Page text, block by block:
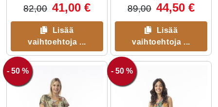
82,00 41,00 €
Lisää
vaihtoehtoja ...
89,00 44,50 €
Lisää
vaihtoehtoja ...
- 50 % - 50 %